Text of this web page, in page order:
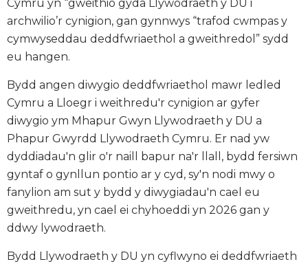
Cymru yn “gweithio gyda Llywodraeth y DU i
archwilio’r cynigion, gan gynnwys “trafod cwmpas y
cymwyseddau deddfwriaethol a gweithredol” sydd
eu hangen.
Bydd angen diwygio deddfwriaethol mawr ledled
Cymru a Lloegr i weithredu'r cynigion ar gyfer
diwygio ym Mhapur Gwyn Llywodraeth y DU a
Phapur Gwyrdd Llywodraeth Cymru. Er nad yw
dyddiadau'n glir o'r naill bapur na'r llall, bydd fersiwn
gyntaf o gynllun pontio ar y cyd, sy'n nodi mwy o
fanylion am sut y bydd y diwygiadau'n cael eu
gweithredu, yn cael ei chyhoeddi yn 2026 gan y
ddwy lywodraeth.
Bydd Llywodraeth y DU yn cyflwyno ei deddfwriaeth